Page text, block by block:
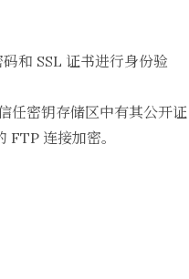
和 SSL 证书进行身份验
任密钥存储区中有其公开证
连接加密。